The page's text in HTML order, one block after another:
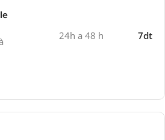
24h a 48 h 7dt